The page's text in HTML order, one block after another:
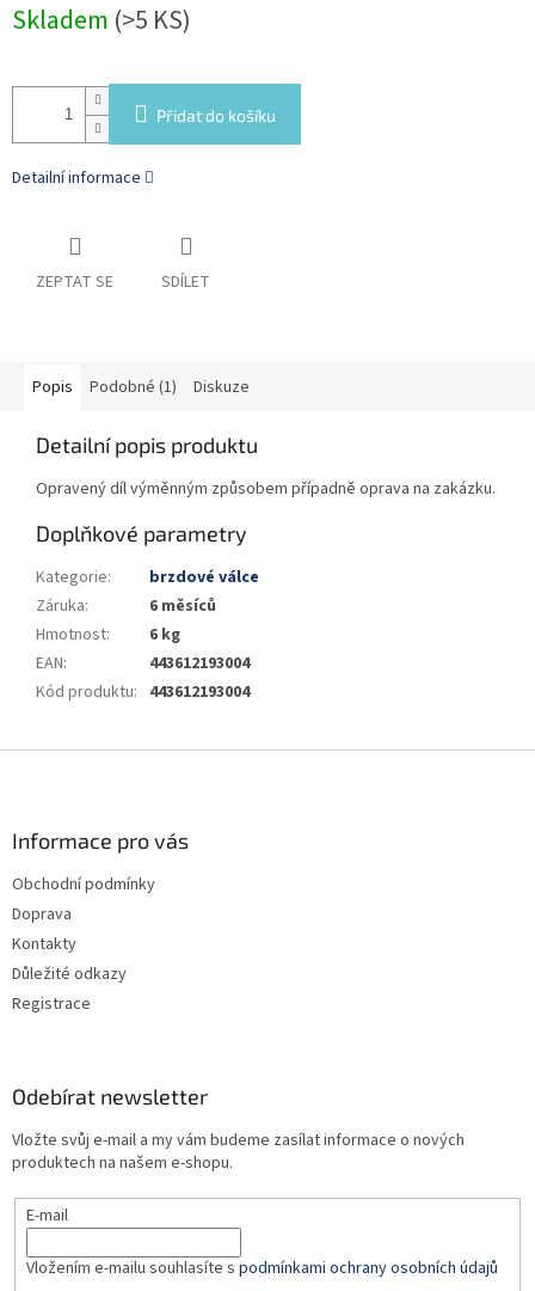
cena:
Skladem (>5 KS)
Přidat do košíku
Detailní informace
ZEPTAT SE SDÍLET
Popis Podobné (1) Diskuze
Detailní popis produktu
Opravený díl výměnným způsobem případně oprava na zakázku.
Doplňkové parametry
Kategorie:
brzdové válce
Záruka:
6 měsíců
Hmotnost:
6 kg
EAN:
443612193004
Kód produktu: 443612193004
Informace pro vás
Obchodní podmínky
Doprava
Kontakty
Důležité odkazy
Registrace
Odebírat newsletter
Vložte svůj e-mail a my vám budeme zasílat informace o nových
produktech na našem e-shopu.
E-mail
Vložením e-mailu souhlasíte s podmínkami ochrany osobních údajů